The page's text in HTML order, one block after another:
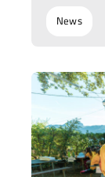
News